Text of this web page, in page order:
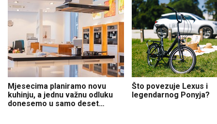
Mjesecima planiramo novu
kuhinju, a jednu važnu odluku
donesemo u samo deset
Što povezuje Lexus i
legendarnog Ponyja?